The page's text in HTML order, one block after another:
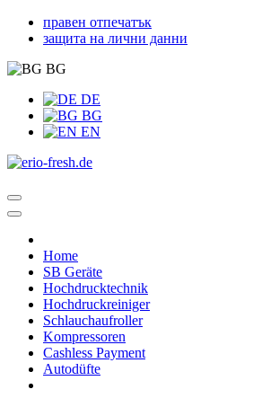
правен отпечатък
защита на лични данни
BG
DE
BG
EN
Home
SB Geräte
Hochdrucktechnik
Hochdruckreiniger
Schlauchaufroller
Kompressoren
Cashless Payment
Autodüfte